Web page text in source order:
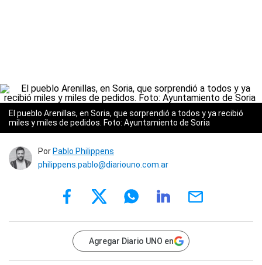
El pueblo Arenillas, en Soria, que sorprendió a todos y ya recibió
miles y miles de pedidos. Foto: Ayuntamiento de Soria
Por Pablo Philippens
philippens.pablo@diariouno.com.ar
Agregar Diario UNO en